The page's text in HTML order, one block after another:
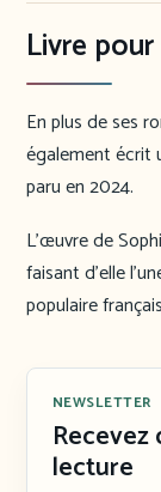
Livre
En plus de ses
également écrit
paru en 2024.
L’œuvre de
faisant d’elle
populaire
NEWSLETTER
lecture